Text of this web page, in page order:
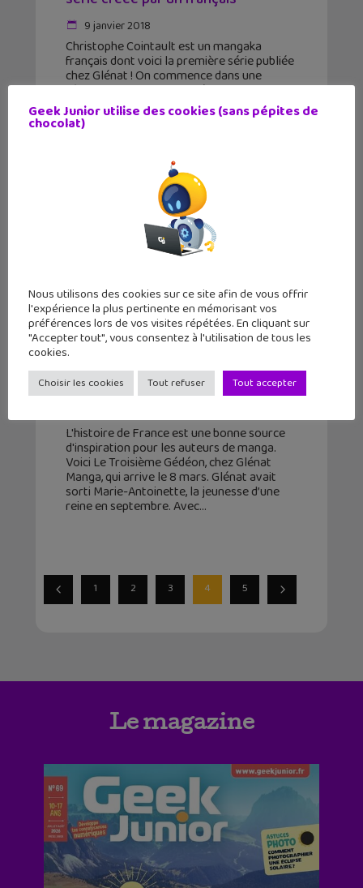
9 janvier 2018
Christophe Cointault est un mangaka
français dont voici la première série publiée
chez Glénat ! On commence dans une
pâtisserie d'un pays mystérieux
Manga : Le Troisième Gédéon sur le
chemin de la Révolution
L'histoire de France est une bonne source
d'inspiration pour les auteurs de manga.
Voici Le Troisième Gédéon, chez Glénat
Manga, qui arrive le 8 mars. Glénat avait
sorti Marie-Antoinette, la jeunesse d’une
reine en septembre. Avec
1 2 3 4 5
Le magazine
Geek Junior utilise des cookies (sans pépites de
chocolat)
Nous utilisons des cookies sur ce site afin de vous offrir
l'expérience la plus pertinente en mémorisant vos
préférences lors de vos visites répétées. En cliquant sur
"Accepter tout", vous consentez à l'utilisation de tous les
cookies.
Choisir les cookies Tout refuser Tout accepter